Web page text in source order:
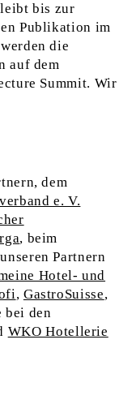
bis zur
Publikation im
die
auf dem
Summit. Wir
dem
e. V.
, beim
Partnern
Hotel- und
, GastroSuisse,
bei den
WKO Hotellerie